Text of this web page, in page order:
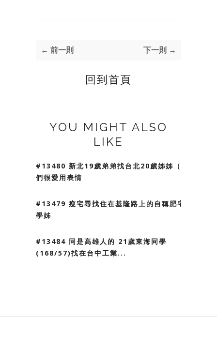
← 前一則 下一則 →
回到首頁
YOU MIGHT ALSO
LIKE
#13480 新北19歲弟弟找台北20歲姊姊（我
們很愛用表情
#13479 瘦宅尋找住在基隆路上的自稱肥宅
學姊
#13484 同是高雄人的 21歲東海同學
(168/57)找在台中工業...